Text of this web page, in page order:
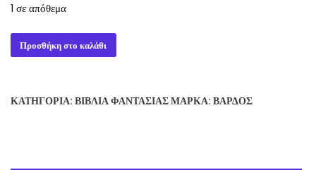
1 σε απόθεμα
DESECRATION
-
JERRY
Προσθήκη στο καλάθι
ΚΑΤΗΓΟΡΊΑ: ΒΙΒΛΊΑ ΦΑΝΤΑΣΊΑΣΜΆΡΚΑ: ΒΆΡΔΟΣ